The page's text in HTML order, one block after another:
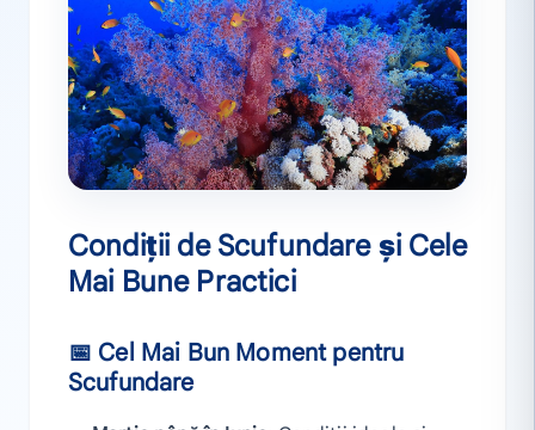
Condiții de Scufundare și Cele
Mai Bune Practici
📅 Cel Mai Bun Moment pentru
Scufundare